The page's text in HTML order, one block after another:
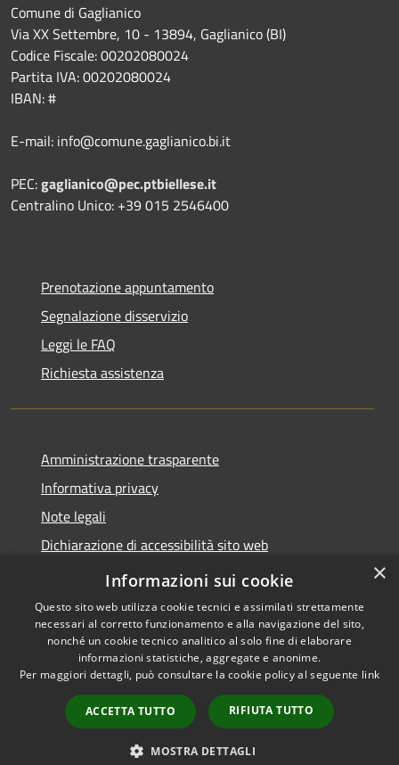
Comune di Gaglianico
Via XX Settembre, 10 - 13894, Gaglianico (BI)
Codice Fiscale: 00202080024
Partita IVA: 00202080024
IBAN: #
E-mail: info@comune.gaglianico.bi.it
PEC:gaglianico@pec.ptbiellese.it
Centralino Unico: +39 015 2546400
Prenotazione appuntamento
Segnalazione disservizio
Leggi le FAQ
Richiesta assistenza
Amministrazione trasparente
Informativa privacy
Note legali
Dichiarazione di accessibilità sito web
WhistleblowingPA
Accessibilità
Copyright © 2026 • Comune di
Gaglianico • Powered by
Municipium•
Accesso
redazione
×
Informazioni sui cookie
Questo sito web utilizza cookie tecnici e assimilati strettamente
necessari al corretto funzionamento e alla navigazione del sito,
nonché un cookie tecnico analitico al solo fine di elaborare
informazioni statistiche, aggregate e anonime.
Per maggiori dettagli, può consultare la cookie policy al seguente link
ACCETTA TUTTO RIFIUTA TUTTO
MOSTRA DETTAGLI